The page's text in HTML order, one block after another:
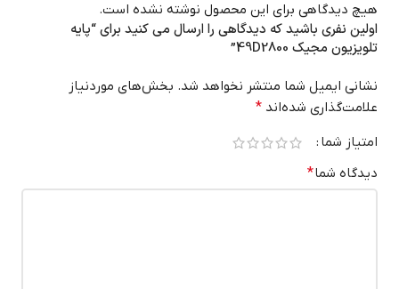
هیچ دیدگاهی برای این محصول نوشته نشده است.
اولین نفری باشید که دیدگاهی را ارسال می کنید برای “پایه
تلویزیون مجیک 49D2800”
نشانی ایمیل شما منتشر نخواهد شد. بخش‌های موردنیاز
علامت‌گذاری شده‌اند *
امتیاز شما
دیدگاه شما*